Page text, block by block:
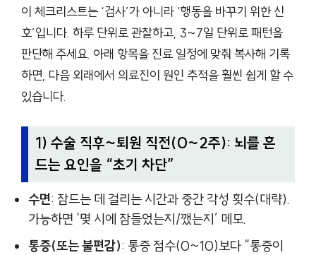
이 체크리스트는 ‘검사’가 아니라 ‘행동을 바꾸기 위한 신
호’입니다. 하루 단위로 관찰하고, 3~7일 단위로 패턴을
판단해 주세요. 아래 항목을 진료 일정에 맞춰 복사해 기록
하면, 다음 외래에서 의료진이 원인 추적을 훨씬 쉽게 할 수
있습니다.
1) 수술 직후~퇴원 직전(0~2주): 뇌를 흔
드는 요인을 “초기 차단”
수면: 잠드는 데 걸리는 시간과 중간 각성 횟수(대략).
가능하면 ‘몇 시에 잠들었는지/깼는지’ 메모.
통증(또는 불편감): 통증 점수(0~10)보다 “통증이